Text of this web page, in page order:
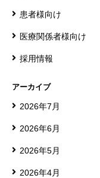
患者様向け
医療関係者様向け
採用情報
アーカイブ
2026年7月
2026年6月
2026年5月
2026年4月